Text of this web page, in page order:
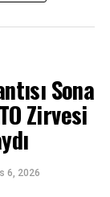
Sona
Zirvesi
6, 2026